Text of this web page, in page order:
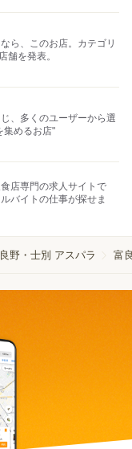
ら、このお店。カテゴリ
舗を発表。
、多くのユーザーから選
集めるお店"
店専門の求人サイトで
バイトの仕事が探せま
野・士別 アスパラ 富